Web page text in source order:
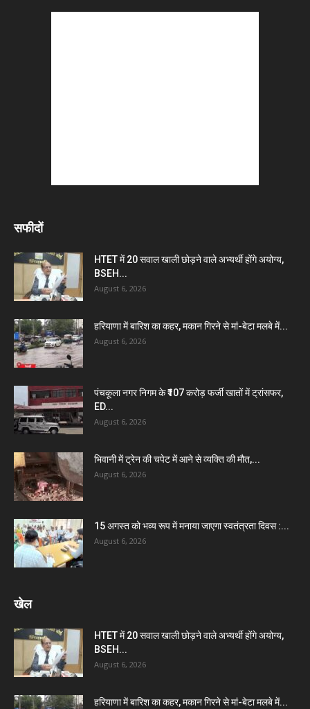
सफीदों
HTET में 20 सवाल खाली छोड़ने वाले अभ्यर्थी होंगे अयोग्य,
BSEH...
August 6, 2026
हरियाणा में बारिश का कहर, मकान गिरने से मां-बेटा मलबे में...
August 6, 2026
पंचकूला नगर निगम के ₹107 करोड़ फर्जी खातों में ट्रांसफर,
ED...
August 6, 2026
भिवानी में ट्रेन की चपेट में आने से व्यक्ति की मौत,...
August 6, 2026
15 अगस्त को भव्य रूप में मनाया जाएगा स्वतंत्रता दिवस :...
August 6, 2026
खेल
HTET में 20 सवाल खाली छोड़ने वाले अभ्यर्थी होंगे अयोग्य,
BSEH...
August 6, 2026
हरियाणा में बारिश का कहर, मकान गिरने से मां-बेटा मलबे में...